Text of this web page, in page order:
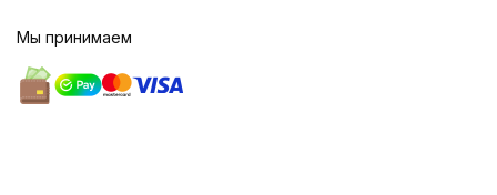
Мы принимаем